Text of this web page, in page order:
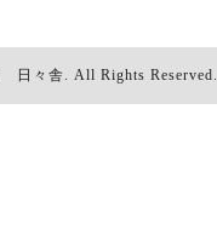
日々舎 . All Rights Reserved.